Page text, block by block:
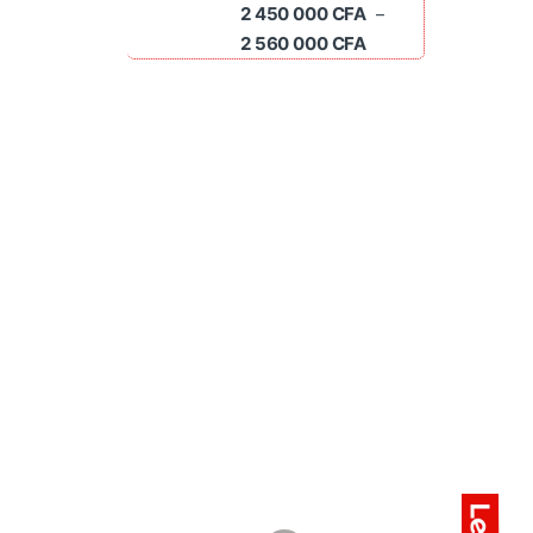
2 450 000CFA –
2 560 000CFA Plage de prix : 2 450